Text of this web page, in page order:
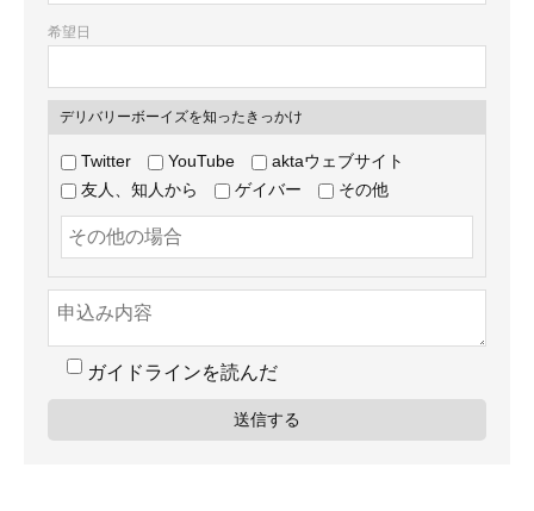
希望日
デリバリーボーイズを知ったきっかけ
Twitter YouTube
aktaウェブサイト
友人、知人から
ゲイバー その他
ガイドラインを読んだ